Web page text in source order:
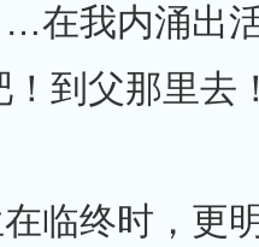
在我内涌出
到父那里去
临终时，更